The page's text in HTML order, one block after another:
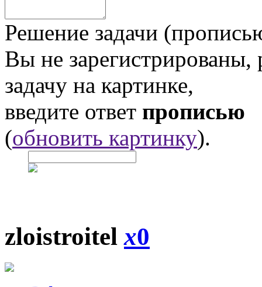
Решение задачи
Вы не
задачу на картинке,
введите ответ прописью
(обновить картинку).
zloistroitelx0